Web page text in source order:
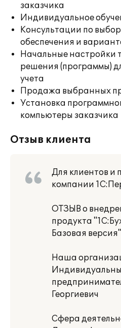
заказчика
Индивидуальное
Консультации по
обеспечения и
Начальные настройки
решения (программы)
учета
Продажа выбранных
Установка
компьютеры заказчика
Отзыв клиента
Для клиентов и
компании
ОТЗЫВ о
продукта
Базовая версия"
Наша
Георгиевич
Сфера